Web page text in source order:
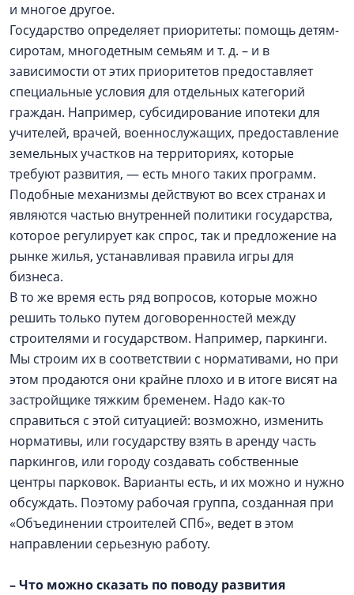
и многое другое.
Государство определяет приоритеты: помощь детям-
сиротам, многодетным семьям и т. д. – и в
зависимости от этих приоритетов предоставляет
специальные условия для отдельных категорий
граждан. Например, субсидирование ипотеки для
учителей, врачей, военнослужащих, предоставление
земельных участков на территориях, которые
требуют развития, — есть много таких программ.
Подобные механизмы действуют во всех странах и
являются частью внутренней политики государства,
которое регулирует как спрос, так и предложение на
рынке жилья, устанавливая правила игры для
бизнеса.
В то же время есть ряд вопросов, которые можно
решить только путем договоренностей между
строителями и государством. Например, паркинги.
Мы строим их в соответствии с нормативами, но при
этом продаются они крайне плохо и в итоге висят на
застройщике тяжким бременем. Надо как-то
справиться с этой ситуацией: возможно, изменить
нормативы, или государству взять в аренду часть
паркингов, или городу создавать собственные
центры парковок. Варианты есть, и их можно и нужно
обсуждать. Поэтому рабочая группа, созданная при
«Объединении строителей СПб», ведет в этом
направлении серьезную работу.
– Что можно сказать по поводу развития